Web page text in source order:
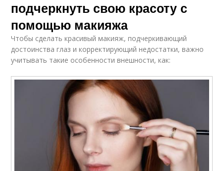
подчеркнуть свою красоту с
помощью макияжа
Чтобы сделать красивый макияж, подчеркивающий
достоинства глаз и корректирующий недостатки, важно
учитывать такие особенности внешности, как: